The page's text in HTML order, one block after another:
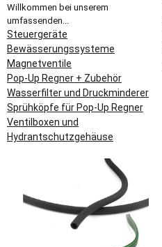
Willkommen bei unserem
umfassenden...
Steuergeräte
Bewässerungssysteme
Magnetventile
Pop-Up Regner + Zubehör
Wasserfilter und Druckminderer
Sprühköpfe für Pop-Up Regner
Ventilboxen und
Hydrantschutzgehäuse